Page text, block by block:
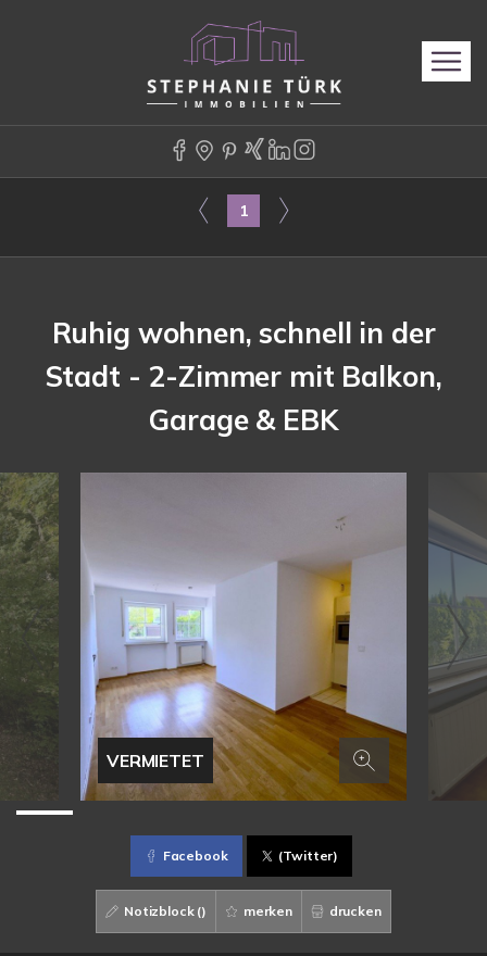
1
Ruhig wohnen, schnell in der
Stadt - 2-Zimmer mit Balkon,
Garage & EBK
VERMIETET
Facebook (Twitter)
Notizblock () merken drucken